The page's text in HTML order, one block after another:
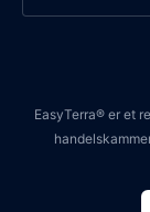
EasyTerra® er et